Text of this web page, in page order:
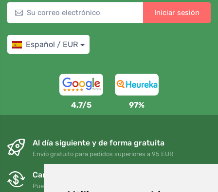
Iniciar sesión
Español / EUR
4,7/5 97%
Al día siguiente y de forma gratuita
Envío gratuito para pedidos superiores a 95 EUR
Cambios y devoluciones gratuitos
Puede devolver o cambiar su pedido en cualquier momento